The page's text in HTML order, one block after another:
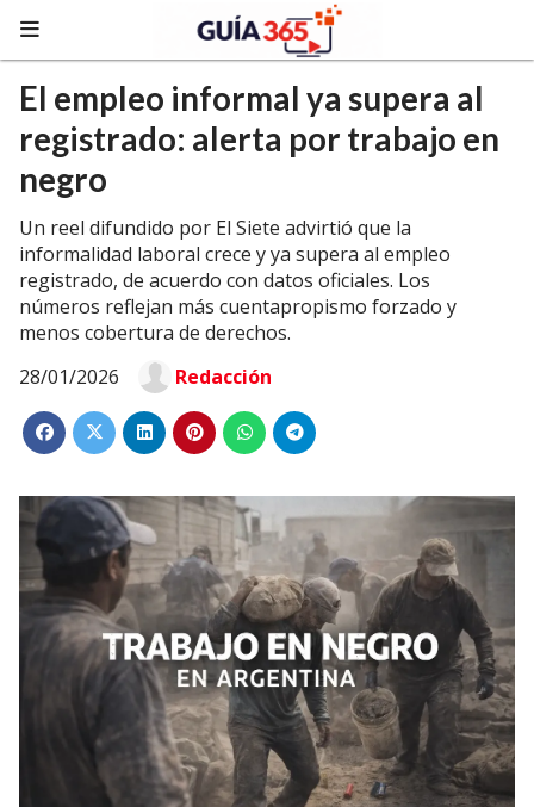
El empleo informal ya supera al
registrado: alerta por trabajo en
negro
Un reel difundido por El Siete advirtió que la
informalidad laboral crece y ya supera al empleo
registrado, de acuerdo con datos oficiales. Los
números reflejan más cuentapropismo forzado y
menos cobertura de derechos.
28/01/2026
Redacción